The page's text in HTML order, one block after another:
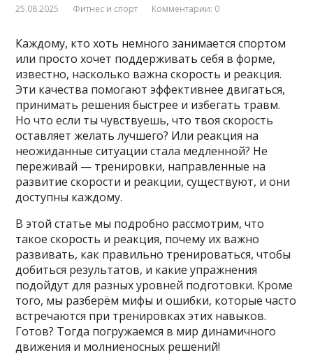
25.08.2025 Фитнес и спорт Комментарии: 0
Каждому, кто хоть немного занимается спортом
или просто хочет поддерживать себя в форме,
известно, насколько важна скорость и реакция.
Эти качества помогают эффективнее двигаться,
принимать решения быстрее и избегать травм.
Но что если ты чувствуешь, что твоя скорость
оставляет желать лучшего? Или реакция на
неожиданные ситуации стала медленной? Не
переживай — тренировки, направленные на
развитие скорости и реакции, существуют, и они
доступны каждому.
В этой статье мы подробно рассмотрим, что
такое скорость и реакция, почему их важно
развивать, как правильно тренироваться, чтобы
добиться результатов, и какие упражнения
подойдут для разных уровней подготовки. Кроме
того, мы разберём мифы и ошибки, которые часто
встречаются при тренировках этих навыков.
Готов? Тогда погружаемся в мир динамичного
движения и молниеносных решений!